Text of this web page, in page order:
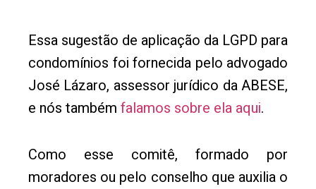
Essa sugestão de aplicação da LGPD para
condomínios foi fornecida pelo advogado
José Lázaro, assessor jurídico da ABESE,
e nós também falamos sobre ela aqui.
Como esse comitê, formado por
moradores ou pelo conselho que auxilia o